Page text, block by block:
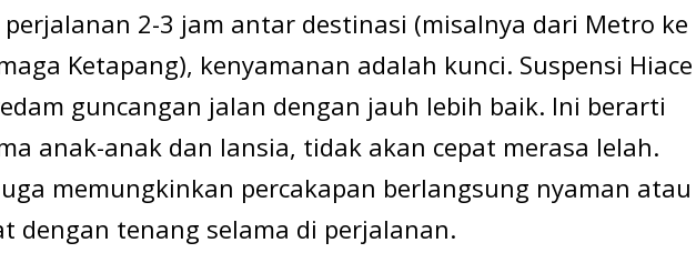
2-3 jam antar destinasi (misalnya dari Metro ke
Ketapang), kenyamanan adalah kunci. Suspensi Hiace
guncangan jalan dengan jauh lebih baik. Ini berarti
anak-anak dan lansia, tidak akan cepat merasa lelah.
memungkinkan percakapan berlangsung nyaman atau
dengan tenang selama di perjalanan.